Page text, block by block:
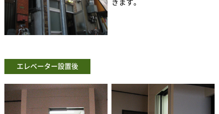
きます。
エレベーター設置後